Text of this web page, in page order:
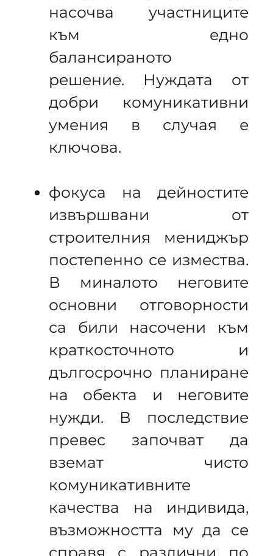
насочва участниците
към едно
балансираното
решение. Нуждата от
добри комуникативни
умения в случая е
ключова.
фокуса на дейностите
извършвани от
строителния мениджър
постепенно се измества.
В миналото неговите
основни отговорности
са били насочени към
краткосточното и
дългосрочно планиране
на обекта и неговите
нужди. В последствие
превес започват да
вземат чисто
комуникативните
качества на индивида,
възможността му да се